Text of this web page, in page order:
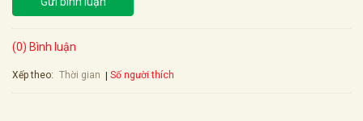
(0) Bình luận
Xếp theo: Thời gian Số người thích